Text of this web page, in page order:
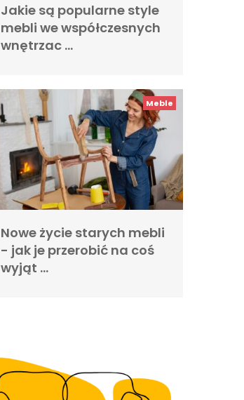
Jakie są popularne style
mebli we współczesnych
wnętrzac …
Meble
Nowe życie starych mebli
- jak je przerobić na coś
wyjąt …